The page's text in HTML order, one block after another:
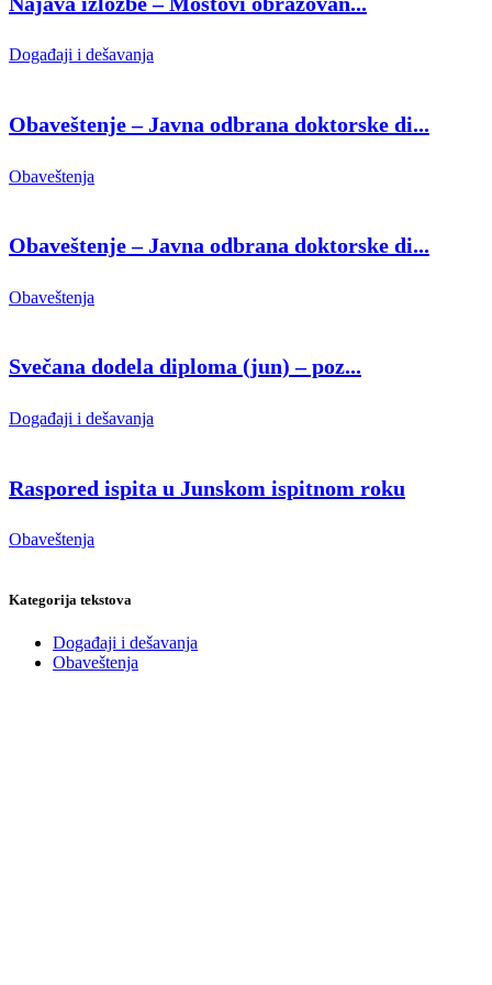
Događaji i dešavanja
Obaveštenje – Javna odbrana doktorske di...
Obaveštenja
Obaveštenje – Javna odbrana doktorske di...
Obaveštenja
Svečana dodela diploma (jun) – poz...
Događaji i dešavanja
Raspored ispita u Junskom ispitnom roku
Obaveštenja
Kategorija tekstova
Događaji i dešavanja
Obaveštenja